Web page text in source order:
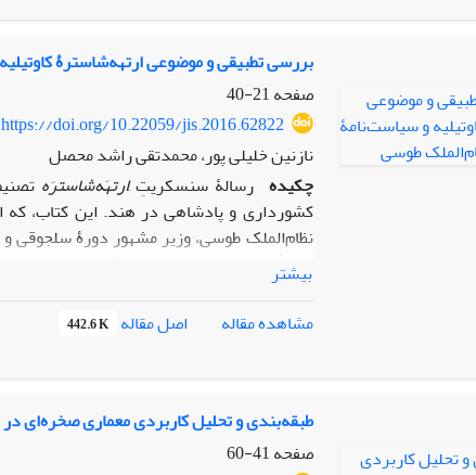
بوده که نشان دهد نوع دوم از این رسم
بررسی تطبیقی‌ و موضوعی ارتهه‌شاسترۀ
صفحه21-40
https://doi.org/10.22059/jis.2016.62822
نازنین خلیلی پور، محمدتقی راشد محصل
چکیده رسالۀ سنسکریتِ َارتهَه‌شاسترَه
کشورداری و پادشاهی در هند. این کتاب،
‌نظام‌الملک طوسی، وزیر مشهور دورۀ سلجوقی
اصولاً به وجود چنین اثری در آثار ادبی و
ارتهه‌شاستره
وجوه افتراق و تشابه مطالب دو کتاب را
نماید. نیز به دنبال این است که در خلال
سیاست‌نامۀ خواجه نظام‌الملک را نیز در مقایسه
بیشتر
مشاهده مقاله
اصل مقاله 442.6 K
طبقه‌بندی و تحلیل کاربردی معماری صخره‌ای
صفحه41-60